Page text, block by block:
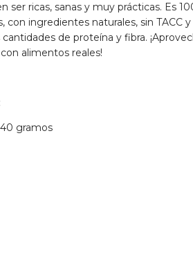
ser ricas, sanas y muy prácticas. Es
con ingredientes naturales, sin TACC y
de proteína y fibra.
alimentos reales!
gramos